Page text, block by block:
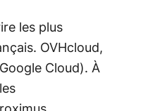
les plus
OVHcloud,
Cloud). À